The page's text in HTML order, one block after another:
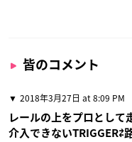
皆のコメント
2018年3月27日 at 8:09 PM
レールの上をプロとして
介入できないTRIGGER⇄